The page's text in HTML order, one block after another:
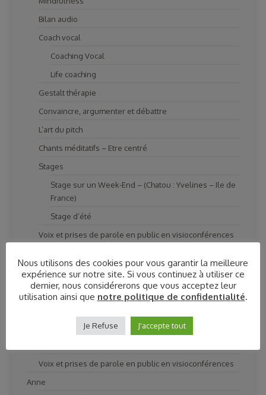
Bilan audio
Coach vocal
Coaching Vocal
Life coaching
Gestalt thérapie
Convaincre, argumenter et débattre
L’art du pitch
Chants méditatifs – Etre centré
Stages
Stage sur un Week-End – (Chatou : Yvelines – Ile de
France)
Stage d’été
Voix et prises de parole en public en visioconférences
Coaching Vocal
Formations
Convaincre, argumenter et débattre
Voix et prises de parole en public en visioconférences
Anne
Nous utilisons des cookies pour vous garantir la meilleure
expérience sur notre site. Si vous continuez à utiliser ce
dernier, nous considérerons que vous acceptez leur
utilisation ainsi que notre politique de confidentialité.
Je Refuse J'accepte tout